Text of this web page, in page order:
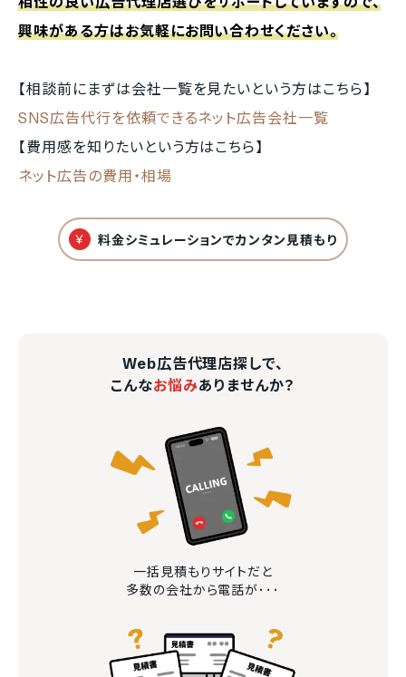
興味がある方はお気軽にお問い合わせください。
【相談前にまずは会社一覧を見たいという方はこちら】
SNS広告代行を依頼できるネット広告会社一覧
【費用感を知りたいという方はこちら】
ネット広告の費用・相場
¥ 料金シミュレーションでカンタン見積もり
Web広告代理店探しで、
こんなお悩みありませんか？
一括見積もりサイトだと
多数の会社から電話が･･･